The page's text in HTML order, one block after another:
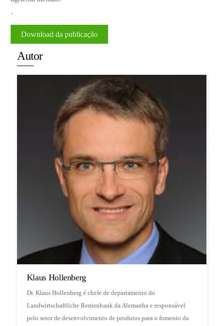
.
Download da publicação
Autor
Klaus Hollenberg
Dr. Klaus Hollenberg é chefe de departamento do
Landwirtschaftliche Rentenbank da Alemanha e responsável
pelo setor de desenvolvimento de produtos para o fomento da